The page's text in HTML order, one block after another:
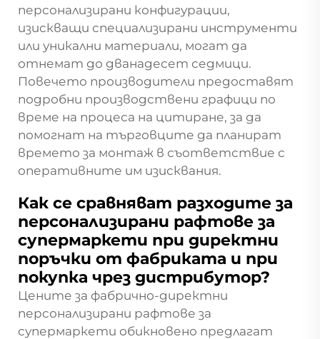
персонализирани конфигурации,
изискващи специализирани инструменти
или уникални материали, могат да
отнемат до дванадесет седмици.
Повечето производители предоставят
подробни производствени графици по
време на процеса на цитиране, за да
помогнат на търговците да планират
времето за монтаж в съответствие с
оперативните им изисквания.
Как се сравняват разходите за
персонализирани рафтове за
супермаркети при директни
поръчки от фабриката и при
покупка чрез дистрибутор?
Цените за фабрично-директни
персонализирани рафтове за
супермаркети обикновено предлагат